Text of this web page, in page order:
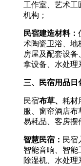
工作室、艺术工
机构；
民宿建造材料：
术陶瓷卫浴、地
房屋及配套设
拿设备、水处理
三、民宿用品日
民宿布草、 耗材
服、窗帘酒店布
易耗品、客房摆
智慧民宿： 民宿
智能音响、智能
除湿机、水处理